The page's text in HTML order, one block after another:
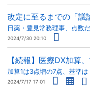
改定に至るまでの「議
日薬・豊見常務理事、点数
2024/7/30 20:10
【続報】医療DX加算
加算1は3点増の7点、基準
2024/7/17 17:01